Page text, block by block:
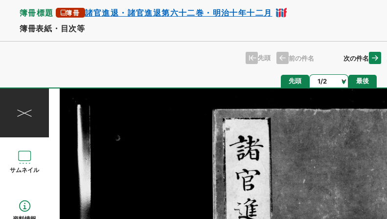
簿冊標題 簿冊 諸官進退・諸官進退第六十二巻・明治十年十二月
簿冊表紙・目次等
先頭 前の件名 次の件名
先頭 ページ 最後
サムネイル